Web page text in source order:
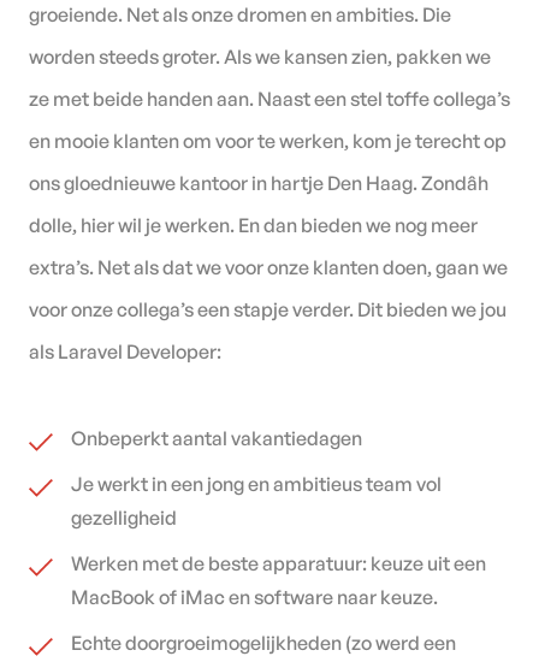
groeiende. Net als onze dromen en ambities. Die
worden steeds groter. Als we kansen zien, pakken we
ze met beide handen aan. Naast een stel toffe collega’s
en mooie klanten om voor te werken, kom je terecht op
ons gloednieuwe kantoor in hartje Den Haag. Zondâh
dolle, hier wil je werken. En dan bieden we nog meer
extra’s. Net als dat we voor onze klanten doen, gaan we
voor onze collega’s een stapje verder. Dit bieden we jou
als Laravel Developer:
Onbeperkt aantal vakantiedagen
Je werkt in een jong en ambitieus team vol
gezelligheid
Werken met de beste apparatuur: keuze uit een
MacBook of iMac en software naar keuze.
Echte doorgroeimogelijkheden (zo werd een